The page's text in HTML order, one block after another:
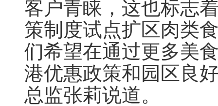
客户青睐，这也标志
策制度试点扩区肉类
们希望在通过更多美
港优惠政策和园区良
总监张莉说道。